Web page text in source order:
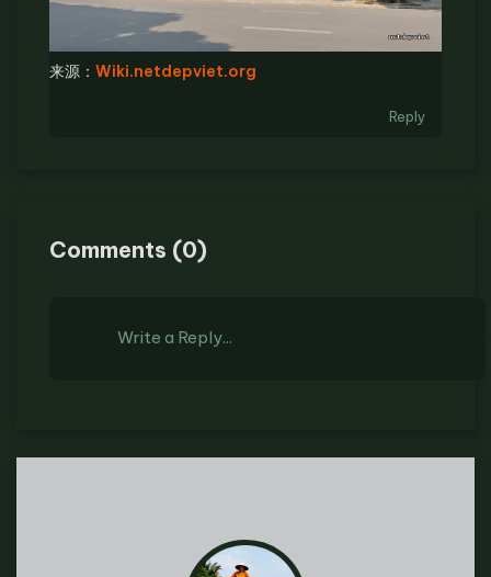
来源： Wiki.netdepviet.org
Reply
Comments (0)
Write a Reply...